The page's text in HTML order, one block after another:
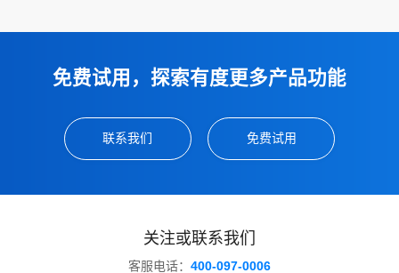
免费试用，探索有度更多产品功能
联系我们 免费试用
关注或联系我们
客服电话： 400-097-0006